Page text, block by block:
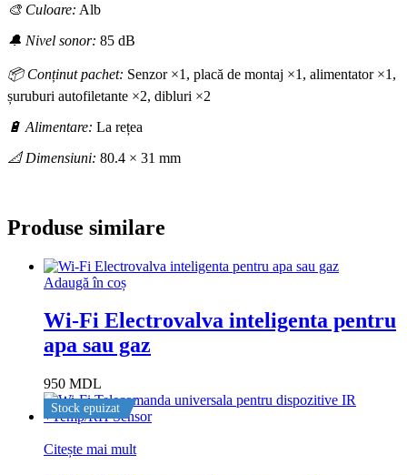
🎨 Culoare: Alb
🔔 Nivel sonor: 85 dB
📦 Conținut pachet: Senzor ×1, placă de montaj ×1, alimentator ×1,
șuruburi autofiletante ×2, dibluri ×2
🔋 Alimentare: La rețea
📐 Dimensiuni: 80.4 × 31 mm
Produse similare
Adaugă în coș
Wi-Fi Electrovalva inteligenta pentru
apa sau gaz
950 MDL
Stock epuizat
Citește mai mult